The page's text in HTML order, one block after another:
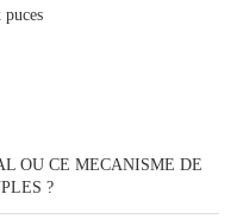
OU CE MECANISME DE
?